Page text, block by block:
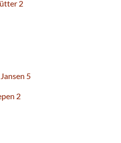
2
Jansen 5
2